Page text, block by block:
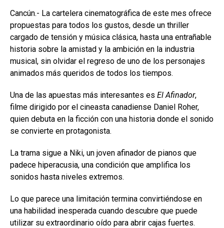
Cancún.- La cartelera cinematográfica de este mes ofrece
propuestas para todos los gustos, desde un thriller
cargado de tensión y música clásica, hasta una entrañable
historia sobre la amistad y la ambición en la industria
musical, sin olvidar el regreso de uno de los personajes
animados más queridos de todos los tiempos.
Una de las apuestas más interesantes es El Afinador,
filme dirigido por el cineasta canadiense Daniel Roher,
quien debuta en la ficción con una historia donde el sonido
se convierte en protagonista.
La trama sigue a Niki, un joven afinador de pianos que
padece hiperacusia, una condición que amplifica los
sonidos hasta niveles extremos.
Lo que parece una limitación termina convirtiéndose en
una habilidad inesperada cuando descubre que puede
utilizar su extraordinario oído para abrir cajas fuertes.